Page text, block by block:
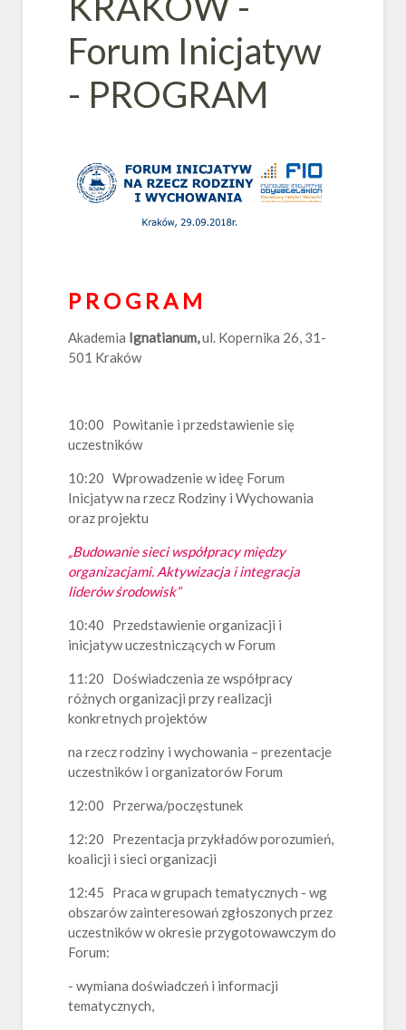
Forum Inicjatyw
- PROGRAM
P R O G R A M
Akademia Ignatianum,ul. Kopernika 26, 31-
501 Kraków
10:00 Powitanie i przedstawienie się
uczestników
10:20 Wprowadzenie w ideę Forum
Inicjatyw na rzecz Rodziny i Wychowania
oraz projektu
„Budowanie sieci współpracy między
organizacjami. Aktywizacja i integracja
liderów środowisk”
10:40 Przedstawienie organizacji i
inicjatyw uczestniczących w Forum
11:20 Doświadczenia ze współpracy
różnych organizacji przy realizacji
konkretnych projektów
na rzecz rodziny i wychowania – prezentacje
uczestników i organizatorów Forum
12:00 Przerwa/poczęstunek
12:20 Prezentacja przykładów porozumień,
koalicji i sieci organizacji
12:45 Praca w grupach tematycznych - wg
obszarów zainteresowań zgłoszonych przez
uczestników w okresie przygotowawczym do
Forum:
- wymiana doświadczeń i informacji
tematycznych,